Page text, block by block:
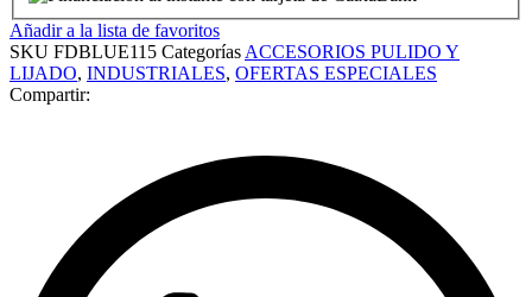
Añadir a la lista de favoritos
SKU FDBLUE115 Categorías ACCESORIOS PULIDO Y
LIJADO, INDUSTRIALES, OFERTAS ESPECIALES
Compartir: